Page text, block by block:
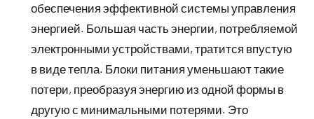
обеспечения эффективной системы управления
энергией. Большая часть энергии, потребляемой
электронными устройствами, тратится впустую
в виде тепла. Блоки питания уменьшают такие
потери, преобразуя энергию из одной формы в
другую с минимальными потерями. Это